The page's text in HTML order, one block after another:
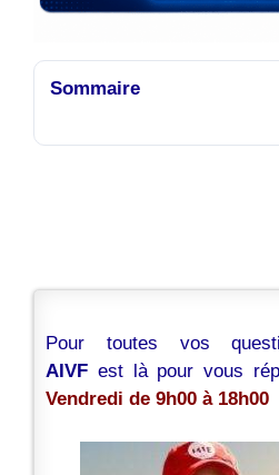
Sommaire
Pour toutes vos
AIVF est là pour vous
Vendredi de 9h00 à 18h00